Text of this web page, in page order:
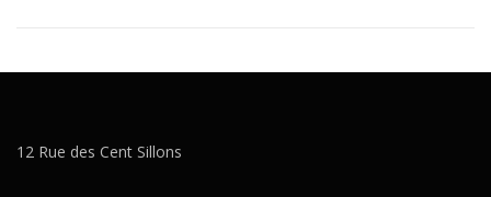
12 Rue des Cent Sillons